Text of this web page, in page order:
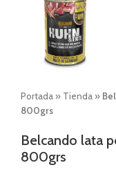
Portada » Tienda »
800grs
Belcando lata
800grs